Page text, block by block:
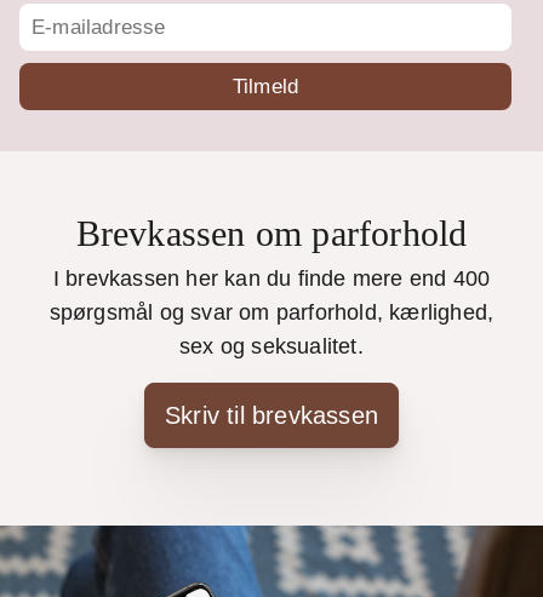
Brevkassen om parforhold
I brevkassen her kan du finde mere end 400
spørgsmål og svar om parforhold, kærlighed,
sex og seksualitet.
Skriv til brevkassen